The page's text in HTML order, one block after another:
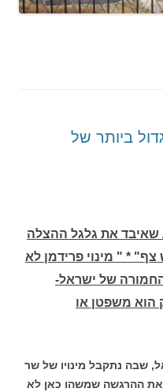
ביותר של
את גלגל ההצלה
צף" * " מינוי פרידמן לא
של ישראל-
משפטן או
שבה נתקבל מינויו של שר
את ההרגשה שמשהו כאן לא